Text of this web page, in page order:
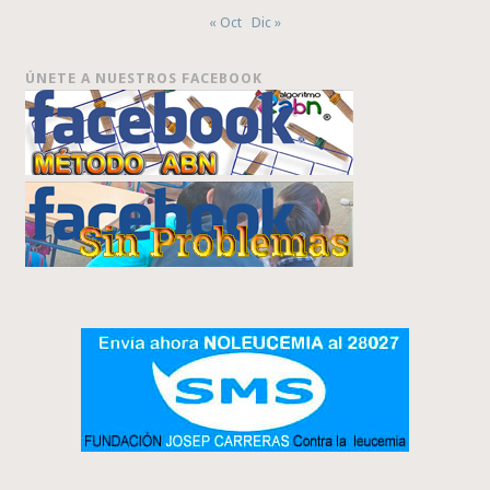
« Oct Dic »
ÚNETE A NUESTROS FACEBOOK